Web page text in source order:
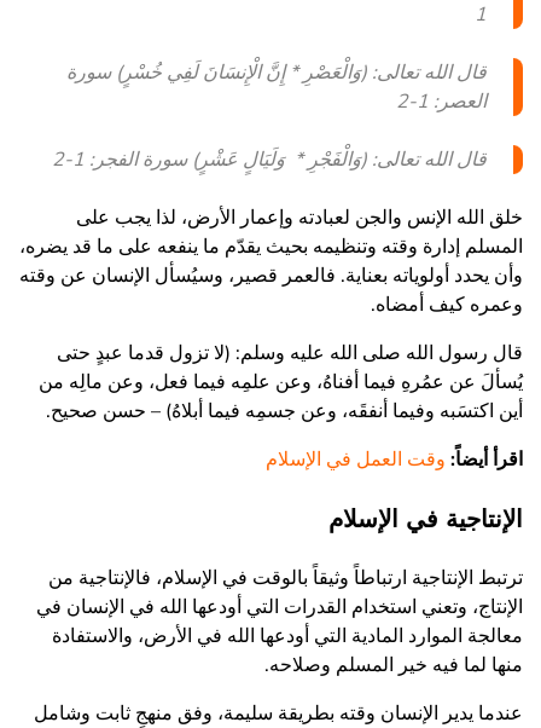
1
قال الله تعالى: (وَالْعَصْرِ * إِنَّ الْإِنسَانَ لَفِي خُسْرٍ) سورة
العصر: 1-2
قال الله تعالى: (وَالْفَجْرِ * وَلَيَالٍ عَشْرٍ) سورة الفجر: 1-2
خلق الله الإنس والجن لعبادته وإعمار الأرض، لذا يجب على
المسلم إدارة وقته وتنظيمه بحيث يقدّم ما ينفعه على ما قد يضره،
وأن يحدد أولوياته بعناية. فالعمر قصير، وسيُسأل الإنسان عن وقته
وعمره كيف أمضاه.
قال رسول الله صلى الله عليه وسلم: (لا تزول قدما عبدٍ حتى
يُسألَ عن عمُرهِ فيما أفناهُ، وعن علمِه فيما فعل، وعن مالِه من
أين اكتسَبه وفيما أنفقَه، وعن جسمِه فيما أبلاهُ) – حسن صحيح.
اقرأ أيضاً: وقت العمل في الإسلام
الإنتاجية في الإسلام
ترتبط الإنتاجية ارتباطاً وثيقاً بالوقت في الإسلام، فالإنتاجية من
الإنتاج، وتعني استخدام القدرات التي أودعها الله في الإنسان في
معالجة الموارد المادية التي أودعها الله في الأرض، والاستفادة
منها لما فيه خير المسلم وصلاحه.
عندما يدير الإنسان وقته بطريقة سليمة، وفق منهجٍ ثابت وشامل